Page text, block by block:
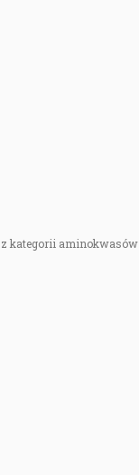
z kategorii aminokwasów